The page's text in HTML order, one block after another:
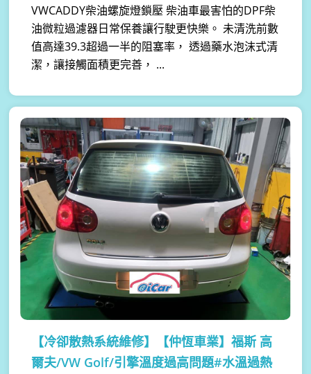
VWCADDY柴油螺旋燈鎖壓 柴油車最害怕的DPF柴
油微粒過濾器日常保養讓行駛更快樂。 未清洗前數
值高達39.3超過一半的阻塞率， 透過藥水泡沫式清
潔，讓接觸面積更完善， ...
【冷卻散熱系統維修】
【仲恆車業】福斯 高
爾夫/VW Golf/引擎溫度過高問題#水溫過熱